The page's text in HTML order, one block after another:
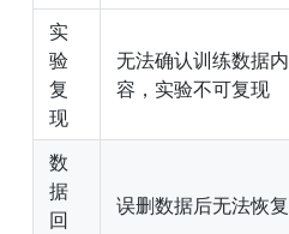
实
验
复
现
无法确认训练数据内
容，实验不可复现
数
据
回
误删数据后无法恢复